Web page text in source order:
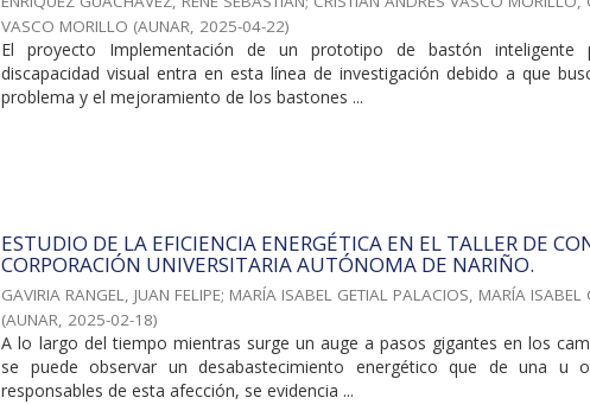
VASCO MORILLO (AUNAR, 2025-04-22)
El proyecto Implementación de un prototipo de bastón inteligente
discapacidad visual entra en esta línea de investigación debido a que
problema y el mejoramiento de los bastones ...
ESTUDIO DE LA EFICIENCIA ENERGÉTICA EN EL TALLER DE
CORPORACIÓN UNIVERSITARIA AUTÓNOMA DE NARIÑO.
GAVIRIA RANGEL, JUAN FELIPE; MARÍA ISABEL GETIAL PALACIOS, MARÍA ISABEL
(AUNAR, 2025-02-18)
A lo largo del tiempo mientras surge un auge a pasos gigantes en los
se puede observar un desabastecimiento energético que de una u
responsables de esta afección, se evidencia ...